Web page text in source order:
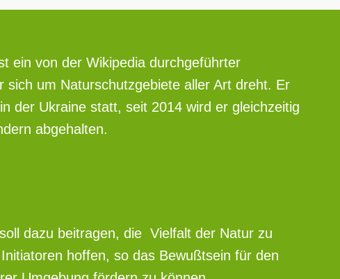
ein von der Wikipedia durchgeführter
sich um Naturschutzgebiete aller Art dreht. Er
der Ukraine statt, seit 2014 wird er gleichzeitig
abgehalten.
dazu beitragen, die Vielfalt der Natur zu
hoffen, so das Bewußtsein für den